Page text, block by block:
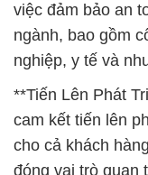
việc đảm bảo an
ngành, bao gồm
nghiệp, y tế và
**Tiến Lên Phát
cam kết tiến lên
cho cả khách
đóng vai trò quan